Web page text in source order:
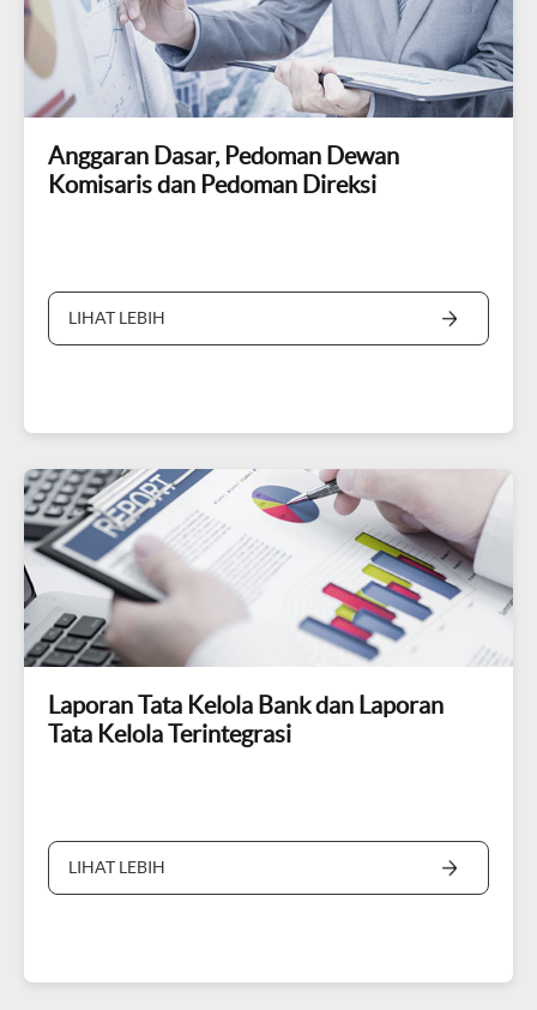
Anggaran Dasar, Pedoman Dewan
Komisaris dan Pedoman Direksi
LIHAT LEBIH
Laporan Tata Kelola Bank dan Laporan
Tata Kelola Terintegrasi
LIHAT LEBIH